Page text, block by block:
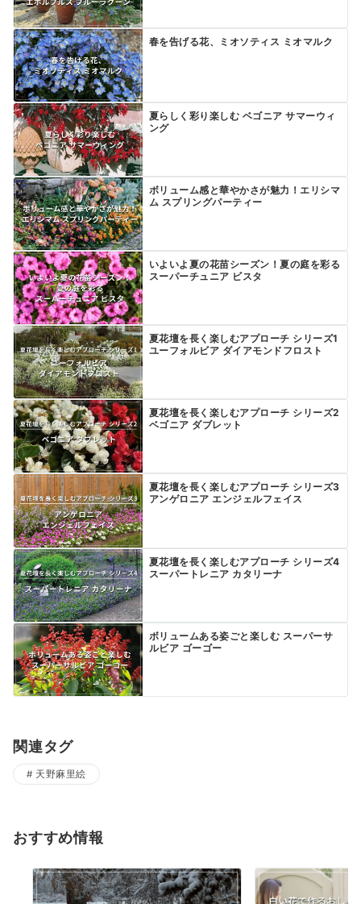
春を告げる花、ミオソティス ミオマルク
夏らしく彩り楽しむ ベゴニア サマーウィ
ング
ボリューム感と華やかさが魅力！エリシマ
ム スプリングパーティー
いよいよ夏の花苗シーズン！夏の庭を彩る
スーパーチュニア ビスタ
夏花壇を長く楽しむアプローチ シリーズ1
ユーフォルビア ダイアモンドフロスト
夏花壇を長く楽しむアプローチ シリーズ2
ベゴニア ダブレット
夏花壇を長く楽しむアプローチ シリーズ3
アンゲロニア エンジェルフェイス
夏花壇を長く楽しむアプローチ シリーズ4
スーパートレニア カタリーナ
ボリュームある姿ごと楽しむ スーパーサ
ルビア ゴーゴー
関連タグ
天野麻里絵
おすすめ情報